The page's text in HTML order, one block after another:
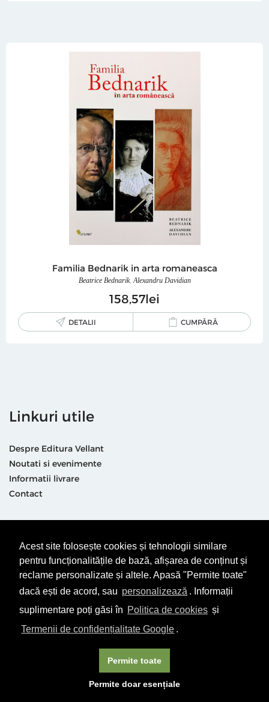
Acest site folosește cookies și tehnologii similare
pentru funcționalitățile de bază, afișarea de conținut și
reclame personalizate și altele. Apasă "Permite toate"
dacă ești de acord, sau personalizează . Informații
suplimentare poți găsi în Politica de cookies și
Termenii de confidențialitate Google .
Permite doar esențiale
Permite toate
Familia Bednarik in arta romaneasca
Beatrice Bednarik,Alexandru Davidian
158 57lei
DETALII CUMPĂRĂ
Linkuri utile
Despre Editura Vellant
Noutati si evenimente
Informatii livrare
Contact
Termeni & condiții
Politică de utilizare cookie-uri
© Editura Vellant 2026 | ® Conținut cu drepturi protejate